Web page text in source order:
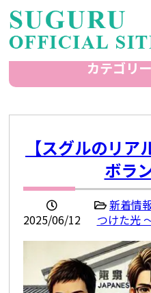
カテゴリ
【スグルのリ
ボラ
2025/06/12
新着情
つけた光